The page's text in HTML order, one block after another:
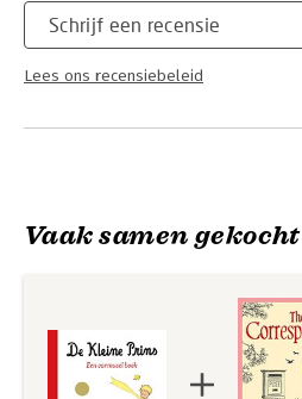
Schrijf een recensie
Lees ons recensiebeleid
Vaak samen gekocht